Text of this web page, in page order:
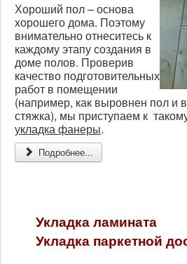
Хороший пол – основа
хорошего дома. Поэтому
внимательно отнеситесь к
каждому этапу создания в
доме полов. Проверив
качество подготовительных
работ в помещении
(например, как выровнен пол и
стяжка), мы приступаем к
укладка фанеры.
Подробнее...
Укладка ламината
Укладка паркетной